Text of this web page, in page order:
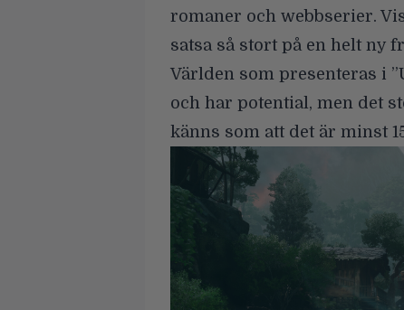
romaner och webbserier.
satsa så stort på en helt ny
Världen som presenteras i
och har potential, men det
känns som att det är minst